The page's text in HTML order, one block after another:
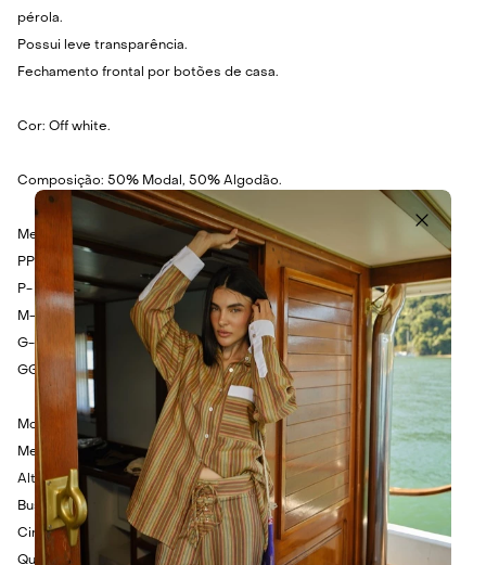
pérola.
Possui leve transparência.
Fechamento frontal por botões de casa.
Cor: Off white.
Composição: 50% Modal, 50% Algodão.
Medidas:
PP- Busto: 130cm - Cintura: 124cm - Comprimento: 54cm.
P- Busto: 134cm - Cintura: 128cm - Comprimento: 56cm.
M- Busto: 138cm - Cintura: 132cm - Comprimento: 58cm.
G- Busto: 142cm - Cintura: 136cm - Comprimento: 60cm.
GG- Busto: 146cm - Cintura: 140cm - Comprimento: 62cm.
Modelo veste tamanho P.
Medidas da Modelo:
Altura: 1.75cm
Busto: 80cm
Cintura: 60cm
Quadril: 86cm